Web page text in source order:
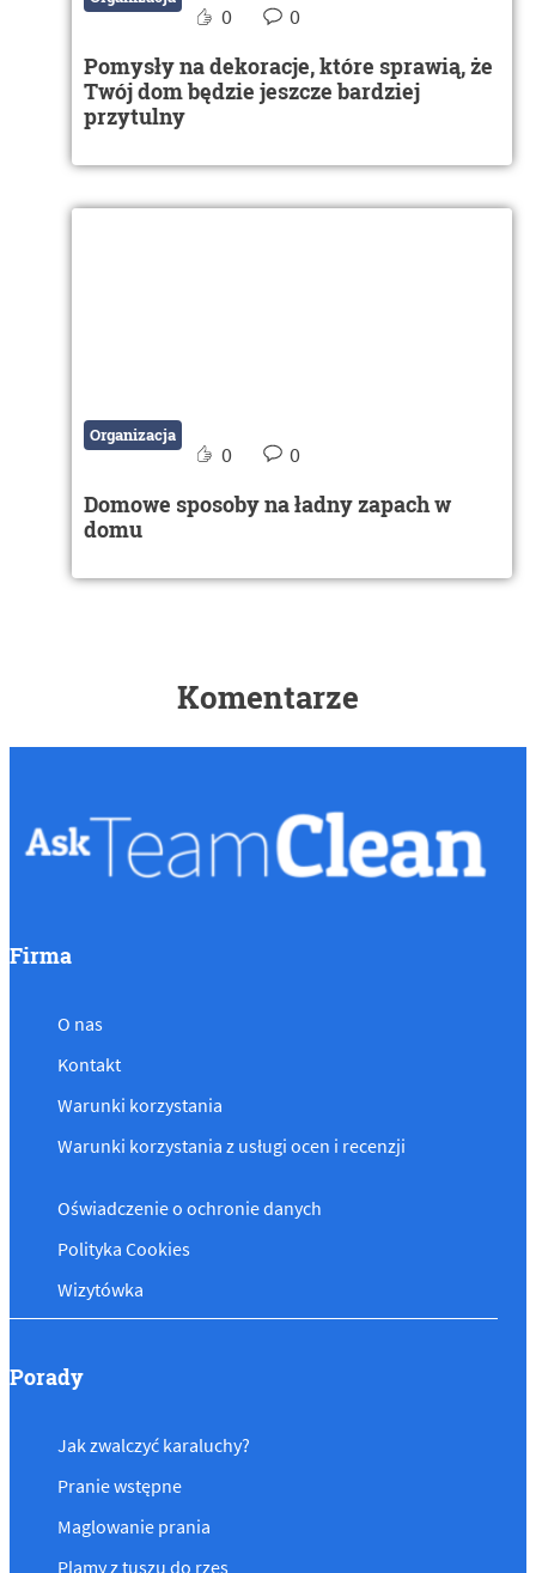
0 0
Pomysły na dekoracje, które sprawią, że
Twój dom będzie jeszcze bardziej
przytulny
Organizacja
0 0
Domowe sposoby na ładny zapach w
domu
Komentarze
Firma
O nas
Kontakt
Warunki korzystania
Warunki korzystania z usługi ocen i recenzji
Oświadczenie o ochronie danych
Polityka Cookies
Wizytówka
Porady
Jak zwalczyć karaluchy?
Pranie wstępne
Maglowanie prania
Plamy z tuszu do rzęs